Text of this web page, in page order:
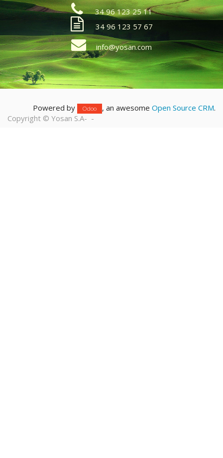
34 96 123 25 11
34 96 123 57 67
info@yosan.com
Powered by Odoo , an awesome Open Source CRM.
Copyright © Yosan S.A- -